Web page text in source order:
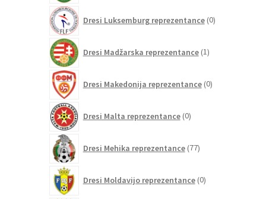
Dresi Luksemburg reprezentance 0izdelkov
Dresi Madžarska reprezentance 1izdelek
Dresi Makedonija reprezentance 0izdelkov
Dresi Malta reprezentance 0izdelkov
Dresi Mehika reprezentance 77izdelkov
Dresi Moldavijo reprezentance 0izdelkov